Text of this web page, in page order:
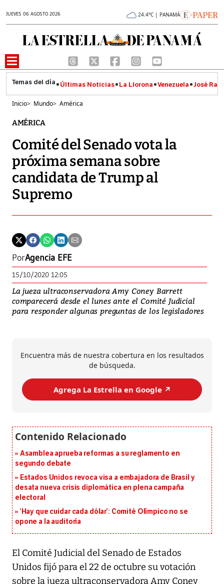
JUEVES 06 AGOSTO 2026 24.4°C | PANAMÁ
Últimas Noticias La Llorona Venezuela José
Inicio> Mundo> América
AMÉRICA
Comité del Senado vota la
próxima semana sobre
candidata de Trump al
Supremo
PorAgencia EFE
15/10/2020 12:05
La jueza ultraconservadora Amy Coney Barrett
comparecerá desde el lunes ante el Comité Judicial
para responder algunas preguntas de los legisladores
Encuentra más de nuestra cobertura en los resultados
de búsqueda.
Agrega La Estrella en Google ↗️
Asamblea aprueba reformas a su reglamento en
segundo debate
Estados Unidos revoca visa a embajadora de Brasil y
desata nueva crisis diplomática en plena campaña
electoral
‘Hay que cuidar cada dólar’: Comité Olímpico no se
opone a la auditoría
El Comité Judicial del Senado de Estados
Unidos fijó para el 22 de octubre su votación
sobre la jueza ultraconservadora Amy Coney